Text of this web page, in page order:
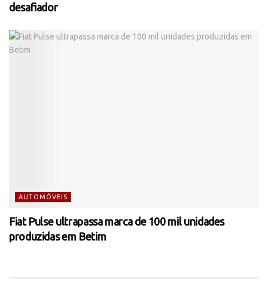
desafiador
AUTOMÓVEIS
Fiat Pulse ultrapassa marca de 100 mil unidades
produzidas em Betim